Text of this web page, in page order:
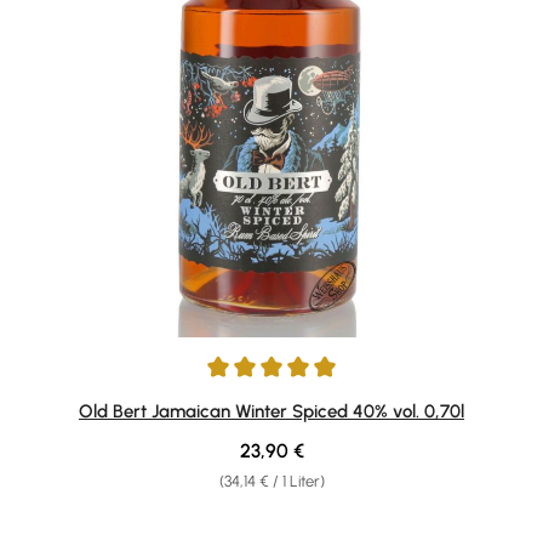
Durchschnittliche Bewertung von 5 von 5 Sternen
Old Bert Jamaican Winter Spiced 40% vol. 0,70l
(34,14 € / 1 Liter)
Regulärer Preis:
23,90 €